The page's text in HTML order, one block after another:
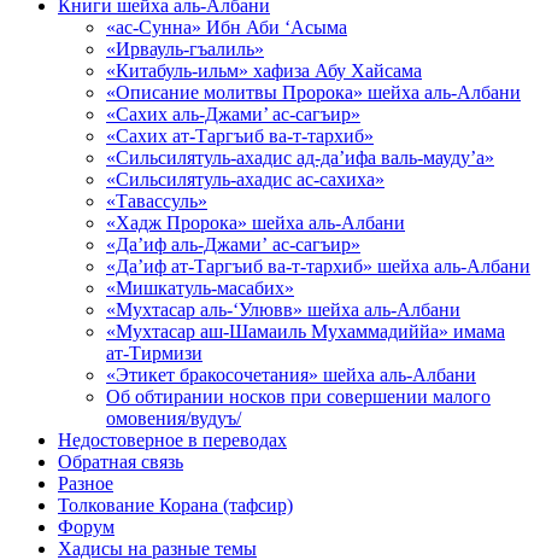
Книги шейха аль-Албани
«ас-Сунна» Ибн Аби ‘Асыма
«Ирвауль-гъалиль»
«Китабуль-ильм» хафиза Абу Хайсама
«Описание молитвы Пророка» шейха аль-Албани
«Сахих аль-Джами’ ас-сагъир»
«Сахих ат-Таргъиб ва-т-тархиб»
«Сильсилятуль-ахадис ад-да’ифа валь-мауду’а»
«Сильсилятуль-ахадис ас-сахиха»
«Тавассуль»
«Хадж Пророка» шейха аль-Албани
«Да’иф аль-Джами’ ас-сагъир»
«Да’иф ат-Таргъиб ва-т-тархиб» шейха аль-Албани
«Мишкатуль-масабих»
«Мухтасар аль-‘Улювв» шейха аль-Албани
«Мухтасар аш-Шамаиль Мухаммадиййа» имама
ат-Тирмизи
«Этикет бракосочетания» шейха аль-Албани
Об обтирании носков при совершении малого
омовения/вудуъ/
Недостоверное в переводах
Обратная связь
Разное
Толкование Корана (тафсир)
Форум
Хадисы на разные темы